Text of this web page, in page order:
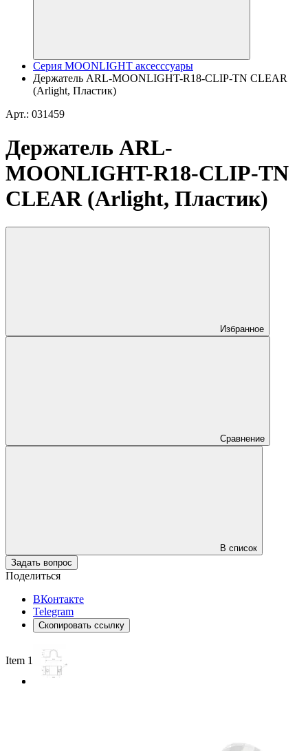
Серия MOONLIGHT аксесссуары
Держатель ARL-MOONLIGHT-R18-CLIP-TN CLEAR
(Arlight, Пластик)
Арт.: 031459
Держатель ARL-
MOONLIGHT-R18-CLIP-TN
CLEAR (Arlight, Пластик)
Избранное
Сравнение
В список
Задать вопрос
Поделиться
ВКонтакте
Telegram
Скопировать ссылку
Item 1 of 2